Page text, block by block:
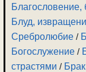
Благословение,
Блуд,
Сребролюбие /
Богослужение /
страстями / Брак